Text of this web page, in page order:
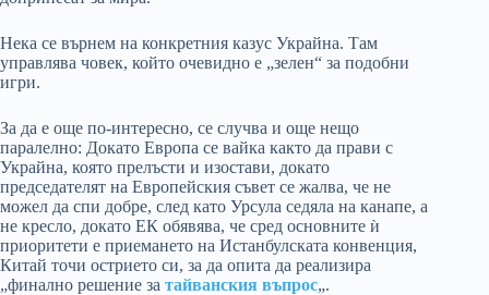
Нека се върнем на конкретния казус Украйна. Там
управлява човек, който очевидно е „зелен“ за подобни
игри.
За да е още по-интересно, се случва и още нещо
паралелно: Докато Европа се вайка както да прави с
Украйна, която прелъсти и изостави, докато
председателят на Европейския съвет се жалва, че не
можел да спи добре, след като Урсула седяла на канапе, а
не кресло, докато ЕК обявява, че сред основните ѝ
приоритети е приемането на Истанбулската конвенция,
Китай точи острието си, за да опита да реализира
„финално решение за тайванския въпрос„.